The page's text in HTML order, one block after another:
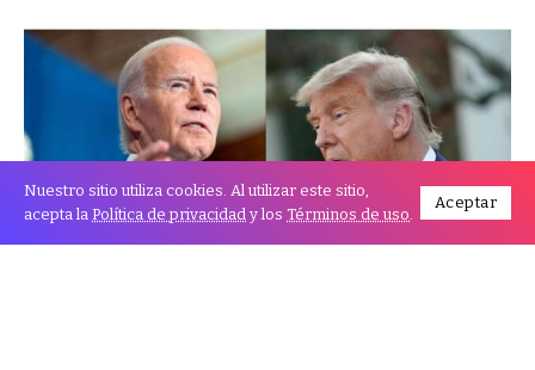
Nuestro sitio utiliza cookies. Al utilizar este sitio,
acepta la Política de privacidad y los Términos de uso.
Aceptar